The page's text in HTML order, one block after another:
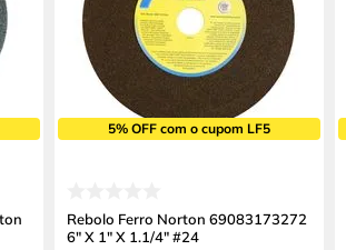
5% OFF com o cupom LF5
Rebolo Ferro Norton 69083173272
6" X 1" X 1.1/4" #24